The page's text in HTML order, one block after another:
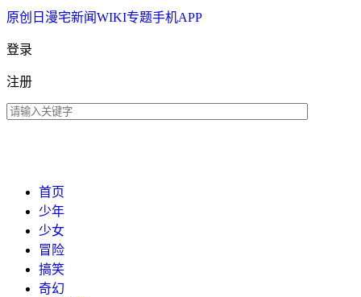
原创 日漫宅新闻WIKI专题手机APP
登录
注册
首页
少年
少女
冒险
搞笑
奇幻